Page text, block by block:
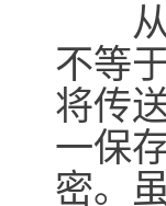
从
不等
将传
一保
密。